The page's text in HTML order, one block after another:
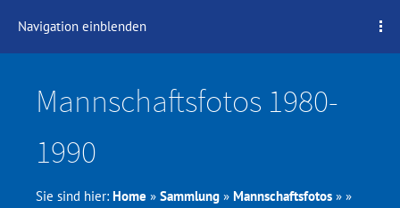
Navigation einblenden
Mannschaftsfotos 1980-
1990
Sie sind hier: Home » Sammlung » Mannschaftsfotos » »